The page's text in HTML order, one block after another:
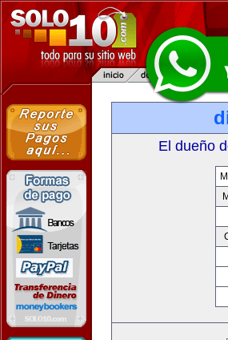
El dueño